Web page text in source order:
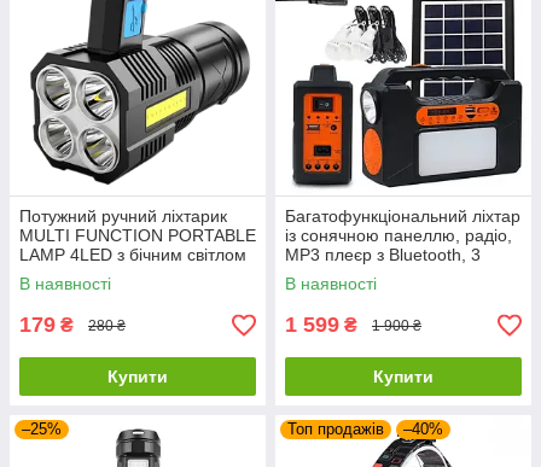
Потужний ручний ліхтарик
MULTI FUNCTION PORTABLE
LAMP 4LED з бічним світлом
та USB зарядкою
В наявності
179 ₴ 280 ₴
Купити
Багатофункціональний ліхтар
із сонячною панеллю, радіо,
MP3 плеєр з Bluetooth, 3
лампочками, повербанк EP-
393BT
В наявності
1 599 ₴ 1 900 ₴
Купити
–25% Топ продажів –40%